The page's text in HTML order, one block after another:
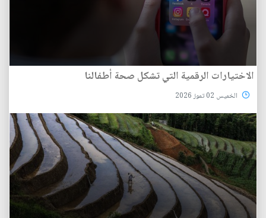
الاختيارات الرقمية التي تشكل صحة أطفالنا
الخميس 02 تموز 2026